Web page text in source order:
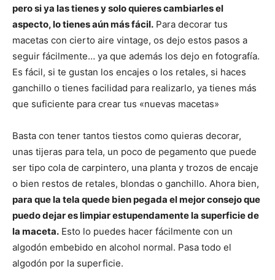
pero si ya las tienes y solo quieres cambiarles el
aspecto, lo tienes aún más fácil. Para decorar tus
macetas con cierto aire vintage, os dejo estos pasos a
seguir fácilmente… ya que además los dejo en fotografía.
Es fácil, si te gustan los encajes o los retales, si haces
ganchillo o tienes facilidad para realizarlo, ya tienes más
que suficiente para crear tus «nuevas macetas»
Basta con tener tantos tiestos como quieras decorar,
unas tijeras para tela, un poco de pegamento que puede
ser tipo cola de carpintero, una planta y trozos de encaje
o bien restos de retales, blondas o ganchillo. Ahora bien,
para que la tela quede bien pegada el mejor consejo que
puedo dejar es limpiar estupendamente la superficie de
la maceta. Esto lo puedes hacer fácilmente con un
algodón embebido en alcohol normal. Pasa todo el
algodón por la superficie.